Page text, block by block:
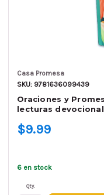
Casa Promesa
SKU: 9781636099439
Oraciones y
lecturas
$9.99
6 en stock
Qty.